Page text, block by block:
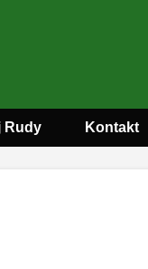
Rudy Kontakt